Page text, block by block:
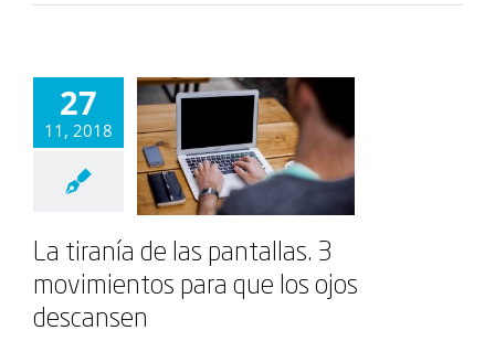
27
11, 2018
La tiranía de las pantallas. 3
movimientos para que los ojos
descansen